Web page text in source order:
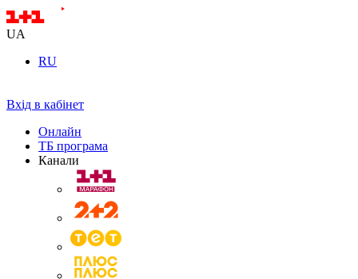
UA
RU
Вхід в кабінет
Онлайн
ТБ програма
Канали